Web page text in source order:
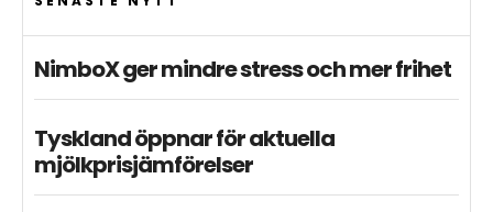
NimboX ger mindre stress och mer frihet
Tyskland öppnar för aktuella
mjölkprisjämförelser